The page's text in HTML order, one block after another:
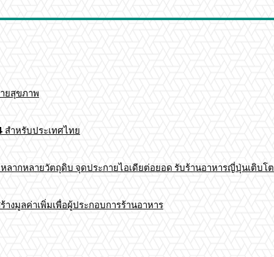
ยสุขภาพ
สำหรับประเทศไทย
ากหลายวัตถุดิบ จุดประกายไอเดียต่อยอด รับร้านอาหารญี่ปุ่นเติบโต
งมูลค่าเพิ่มเพื่อผู้ประกอบการร้านอาหาร